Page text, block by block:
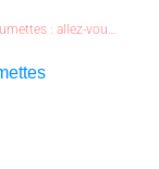
Énigmes Allumettes : allez-vous craquer le code ?